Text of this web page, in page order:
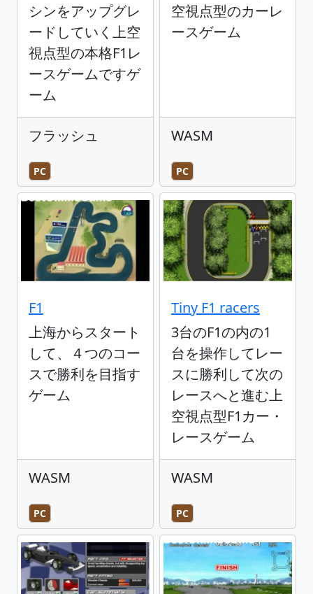
シンをアップグレ
ードしていく上空
視点型の本格F1レ
ースゲームですゲ
ーム
フラッシュ
PC
空視点型のカーレ
ースゲーム
WASM
PC
F1
上海からスタート
して、４つのコー
スで勝利を目指す
ゲーム
WASM
PC
Tiny F1 racers
3台のF1の内の1
台を操作してレー
スに勝利して次の
レースへと進む上
空視点型F1カー・
レースゲーム
WASM
PC